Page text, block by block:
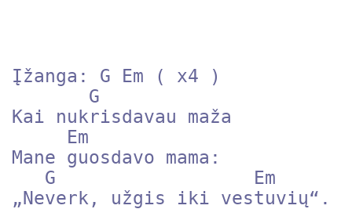
Įžanga: G Em ( x4 )
Kai nukrisdavau maža
Mane guosdavo mama:
„Neverk, užgis iki vestuvių“.